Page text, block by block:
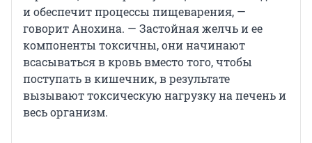
и обеспечит процессы пищеварения, —
говорит Анохина. — Застойная желчь и ее
компоненты токсичны, они начинают
всасываться в кровь вместо того, чтобы
поступать в кишечник, в результате
вызывают токсическую нагрузку на печень и
весь организм.